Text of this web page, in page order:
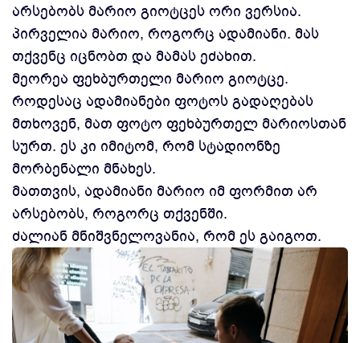
არსებობს მარიო გიოტცეს ორი ვერსია.
პირველია მარიო, როგორც ადამიანი. მას
თქვენც იცნობთ და მამას ეძახით.
მეორეა ფეხბურთელი მარიო გიოტცე.
როდესაც ადამიანები ფოტოს გადაღებას
მთხოვენ, მათ ფოტო ფეხბურთელ მარიოსთან
სურთ. ეს კი იმიტომ, რომ სტადიონზე
მორბენალი მნახეს.
მათთვის, ადამიანი მარიო იმ ფორმით არ
არსებობს, როგორც თქვენში.
ძალიან მნიშვნელოვანია, რომ ეს გაიგოთ.